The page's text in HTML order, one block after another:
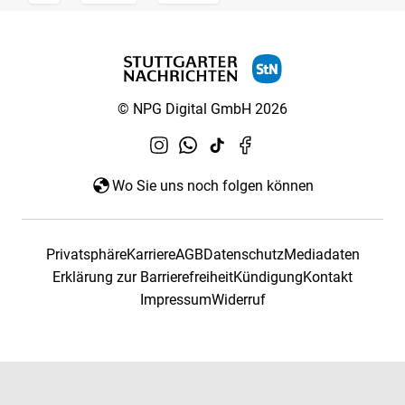
© NPG Digital GmbH 2026
Wo Sie uns noch folgen können
PrivatsphäreKarriereAGBDatenschutzMediadaten
Erklärung zur BarrierefreiheitKündigungKontakt
ImpressumWiderruf